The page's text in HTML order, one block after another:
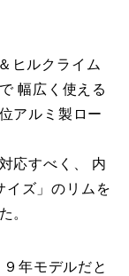
ヒルクライム
幅広く使える
アルミ製ロー
応すべく、 内
イズ」のリムを
。
年モデルだと